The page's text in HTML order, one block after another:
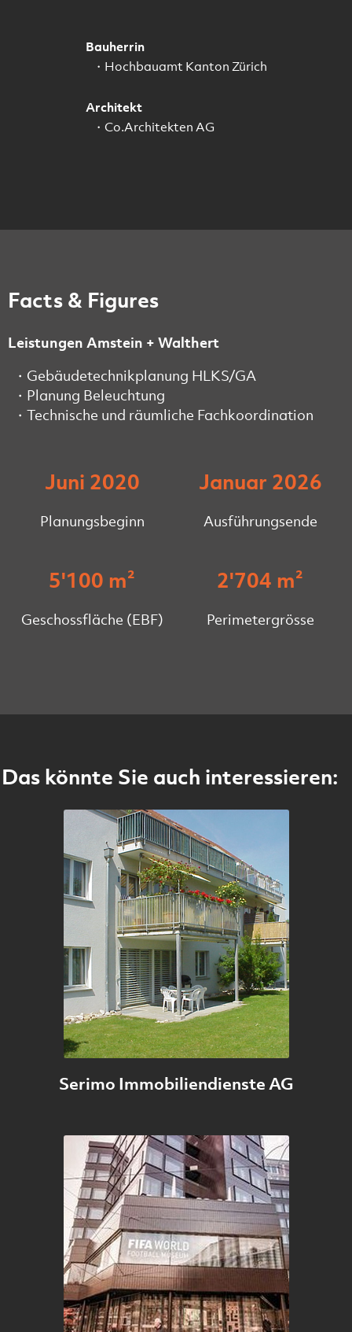
Bauherrin
Hochbauamt Kanton Zürich
Architekt
Co.Architekten AG
Facts & Figures
Leistungen Amstein + Walthert
Gebäudetechnikplanung HLKS/GA
Planung Beleuchtung
Technische und räumliche Fachkoordination
Juni 2020
Planungsbeginn
Januar 2026
Ausführungsende
5'100 m²
Geschossfläche (EBF)
2'704 m²
Perimetergrösse
Das könnte Sie auch interessieren:
Serimo Immobiliendienste AG